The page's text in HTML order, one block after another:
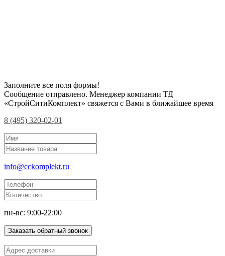
Заполните все поля формы!
Сообщение отправлено. Менеджер компании ТД
«СтройСитиКомплект» свяжется с Вами в ближайшее время
8 (495) 320-02-01
info@cckomplekt.ru
пн-вс: 9:00-22:00
Заказать обратный звонок